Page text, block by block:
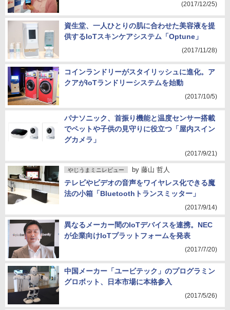
(2017/12/25)
資生堂、一人ひとりの肌に合わせた美容液を提
供するIoTスキンケアシステム「Optune」
(2017/11/28)
コインランドリーがスタイリッシュに進化。ア
クアがIoTランドリーシステムを始動
(2017/10/5)
パナソニック、首振り機能と温度センサー搭載
でペットや子供の見守りに役立つ「屋内スイン
グカメラ」
(2017/9/21)
やじうまミニレビュー by 藤山 哲人
テレビやビデオの音声をワイヤレス化できる魔
法の小箱「Bluetoothトランスミッター」
(2017/9/14)
異なるメーカー間のIoTデバイスを連携。NEC
が企業向けIoTプラットフォームを発表
(2017/7/20)
中国メーカー「ユービテック」のプログラミン
グロボット、日本市場に本格参入
(2017/5/26)